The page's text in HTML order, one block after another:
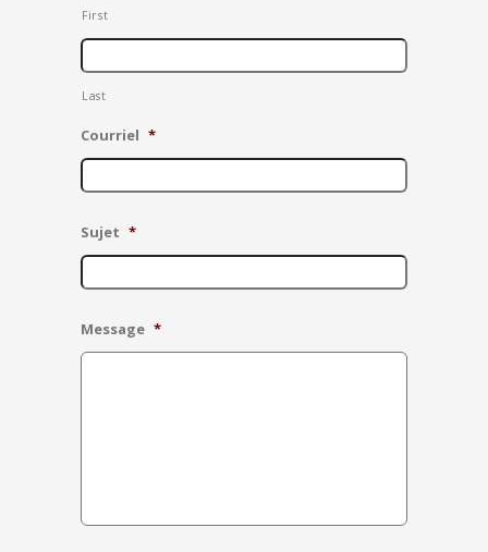
First
Last
Courriel *
Sujet *
Message *